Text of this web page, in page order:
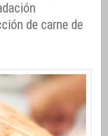
de carne de